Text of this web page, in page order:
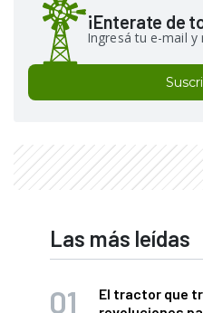
¡Enterate de
Ingresá tu e-mail
Las más leídas
El tractor que